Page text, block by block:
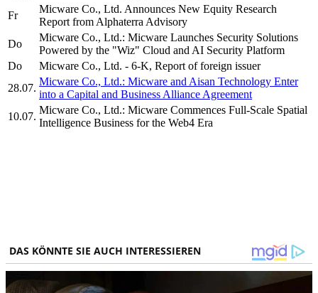
Fr
Micware Co., Ltd. Announces New Equity Research
Report from Alphaterra Advisory
Do
Micware Co., Ltd.: Micware Launches Security Solutions
Powered by the "Wiz" Cloud and AI Security Platform
Do
Micware Co., Ltd. - 6-K, Report of foreign issuer
28.07.
Micware Co., Ltd.: Micware and Aisan Technology Enter
into a Capital and Business Alliance Agreement
10.07.
Micware Co., Ltd.: Micware Commences Full-Scale Spatial
Intelligence Business for the Web4 Era